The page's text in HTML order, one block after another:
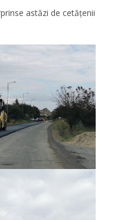
astăzi de cetățenii